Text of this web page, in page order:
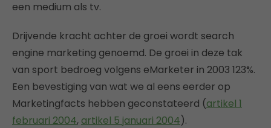
een medium als tv.
Drijvende kracht achter de groei wordt search
engine marketing genoemd. De groei in deze tak
van sport bedroeg volgens eMarketer in 2003 123%.
Een bevestiging van wat we al eens eerder op
Marketingfacts hebben geconstateerd (artikel 1
februari 2004, artikel 5 januari 2004).